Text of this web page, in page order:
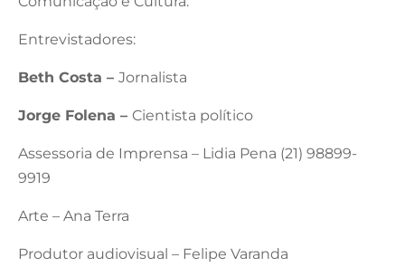
Entrevistadores:
Beth Costa – Jornalista
Jorge Folena – Cientista político
Assessoria de Imprensa – Lidia Pena (21) 98899-
9919
Arte – Ana Terra
Produtor audiovisual – Felipe Varanda